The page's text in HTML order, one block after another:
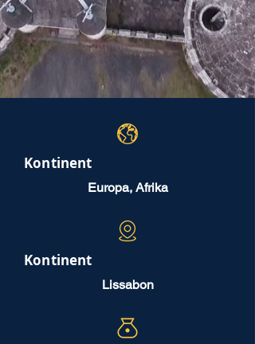
Kontinent
Europa, Afrika
Kontinent
Lissabon